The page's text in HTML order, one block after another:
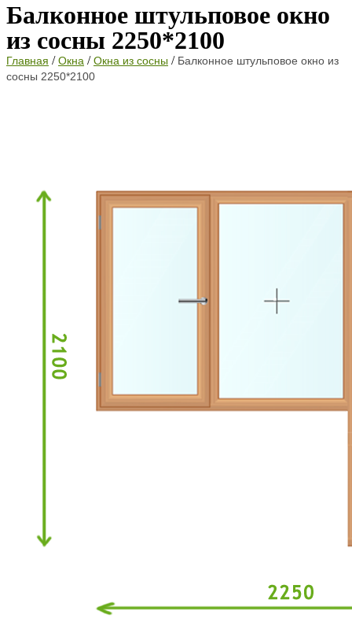
Балконное штульповое окно
из сосны 2250*2100
Главная / Окна / Окна из сосны /Балконное штульповое окно из
сосны 2250*2100